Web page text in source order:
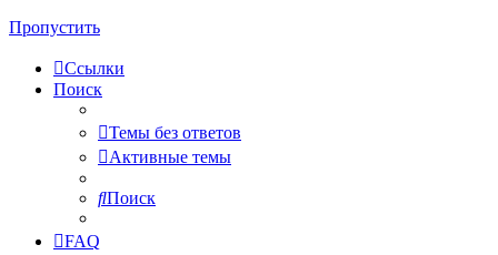
Пропустить
Ссылки
Поиск
Темы без ответов
Активные темы
Поиск
FAQ